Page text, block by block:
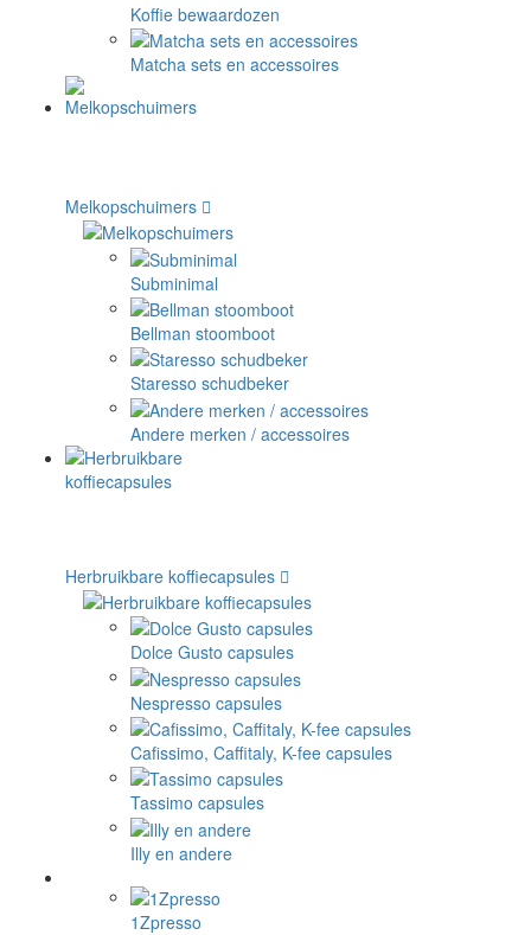
Koffie bewaardozen
Matcha sets en accessoires
Melkopschuimers
Subminimal
Bellman stoomboot
Staresso schudbeker
Andere merken / accessoires
Herbruikbare koffiecapsules
Dolce Gusto capsules
Nespresso capsules
Cafissimo, Caffitaly, K-fee capsules
Tassimo capsules
Illy en andere
1Zpresso